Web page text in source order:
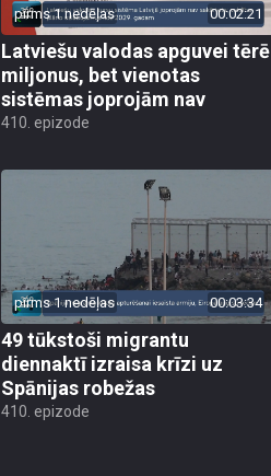
pirms 1 nedēļas 00:02:21
Latviešu valodas apguvei tērē
miljonus, bet vienotas
sistēmas joprojām nav
410. epizode
pirms 1 nedēļas 00:03:34
49 tūkstoši migrantu
diennaktī izraisa krīzi uz
Spānijas robežas
410. epizode